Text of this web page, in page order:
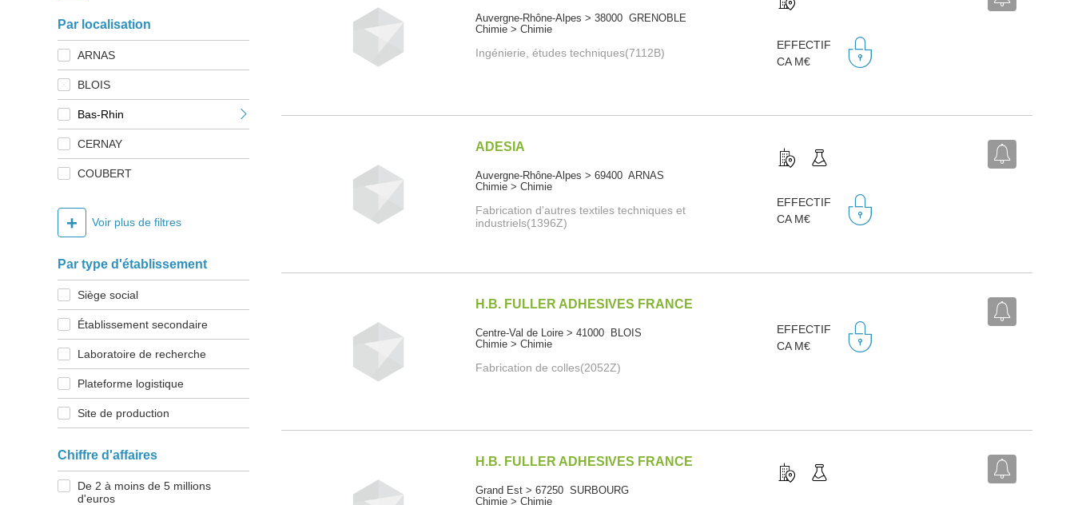
Par localisation
ARNAS
BLOIS
Bas-Rhin
CERNAY
COUBERT
+ Voir plus de filtres
Par type d'établissement
Siège social
Établissement secondaire
Laboratoire de recherche
Plateforme logistique
Site de production
Chiffre d'affaires
De 2 à moins de 5 millions
d'euros
Auvergne-Rhône-Alpes > 38000 GRENOBLE
Chimie > Chimie
Ingénierie, études techniques(7112B)
EFFECTIF
CA M€
ADESIA
Auvergne-Rhône-Alpes > 69400 ARNAS
Chimie > Chimie
Fabrication d'autres textiles techniques et
industriels(1396Z)
EFFECTIF
CA M€
H.B. FULLER ADHESIVES FRANCE
Centre-Val de Loire > 41000 BLOIS
Chimie > Chimie
Fabrication de colles(2052Z)
EFFECTIF
CA M€
H.B. FULLER ADHESIVES FRANCE
Grand Est > 67250 SURBOURG
Chimie > Chimie